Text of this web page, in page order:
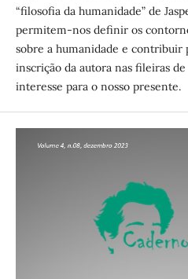
“filosofia da humanidade” de
permitem-nos definir os
sobre a humanidade e contribuir
inscrição da autora nas fileiras
interesse para o nosso presente.